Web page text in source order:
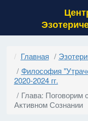
Главная
Философия
2020-2024 гг.
Глава:
Активном Сознании